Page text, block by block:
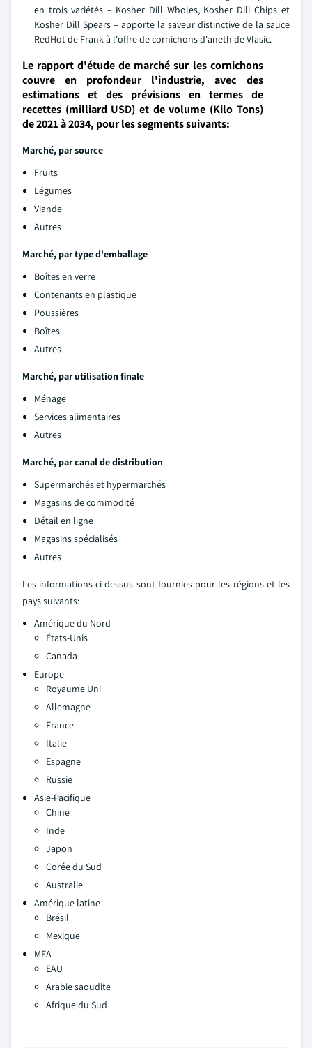
en trois variétés – Kosher Dill Wholes, Kosher Dill Chips et
Kosher Dill Spears – apporte la saveur distinctive de la sauce
RedHot de Frank à l'offre de cornichons d'aneth de Vlasic.
Le rapport d'étude de marché sur les cornichons
couvre en profondeur l'industrie, avec des
estimations et des prévisions en termes de
recettes (milliard USD) et de volume (Kilo Tons)
de 2021 à 2034, pour les segments suivants:
Marché, par source
Fruits
Légumes
Viande
Autres
Marché, par type d'emballage
Boîtes en verre
Contenants en plastique
Poussières
Boîtes
Autres
Marché, par utilisation finale
Ménage
Services alimentaires
Autres
Marché, par canal de distribution
Supermarchés et hypermarchés
Magasins de commodité
Détail en ligne
Magasins spécialisés
Autres
Les informations ci-dessus sont fournies pour les régions et les
pays suivants:
Amérique du Nord
États-Unis
Canada
Europe
Royaume Uni
Allemagne
France
Italie
Espagne
Russie
Asie-Pacifique
Chine
Inde
Japon
Corée du Sud
Australie
Amérique latine
Brésil
Mexique
MEA
EAU
Arabie saoudite
Afrique du Sud